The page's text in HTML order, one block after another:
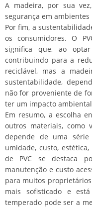
A madeira, por sua
segurança em ambientes
Por fim, a
os consumidores. O
significa que, ao
contribuindo para a
reciclável, mas a
sustentabilidade,
não for proveniente de
ter um impacto
Em resumo, a escolha
outros materiais, como
depende de uma
umidade, custo,
de PVC se destaca
manutenção e custo
para muitos
mais sofisticado e
temperado pode ser a